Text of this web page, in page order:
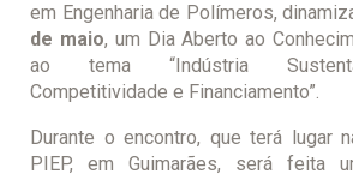
em Engenharia de Polímeros,
de maio, um Dia Aberto ao
ao tema “Indústria
Competitividade e Financiamento”.
Durante o encontro, que terá lugar
PIEP, em Guimarães, será feita